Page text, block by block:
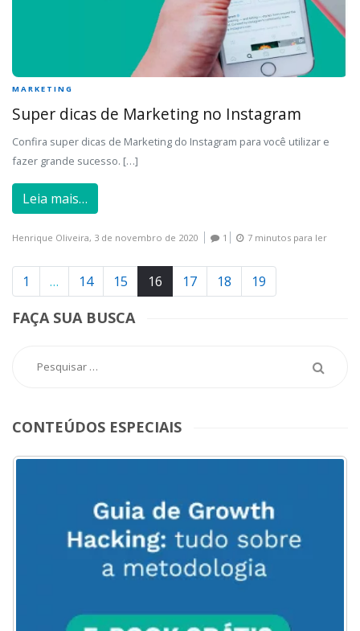
MARKETING
Super dicas de Marketing no Instagram
Confira super dicas de Marketing do Instagram para você utilizar e
fazer grande sucesso. […]
Leia mais…
Henrique Oliveira, 3 de novembro de 2020 1 7 minutos para ler
1 … 14 15 16 17 18 19
FAÇA SUA BUSCA
CONTEÚDOS ESPECIAIS